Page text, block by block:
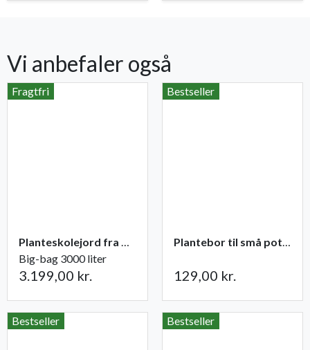
Vi anbefaler også
Fragtfri
Planteskolejord fra Champost
Big-bag 3000 liter
3.199,00 kr.
Bestseller
Plantebor til små potter
129,00 kr.
Bestseller Bestseller